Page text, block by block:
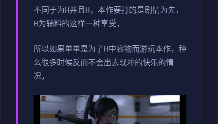
不同于为H并且H，本作要打的是剧情为先，
H为辅料的这样一种享受，
所以如果单单是为了H中容物而游玩本作，种
么很多时候反而不会出去现冲的快乐的情
况，